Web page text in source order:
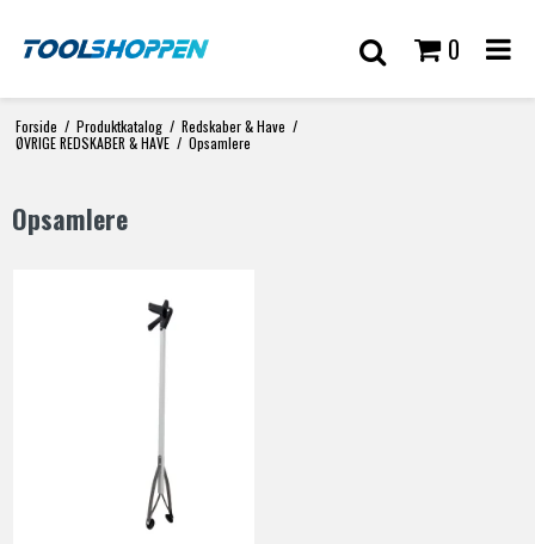
0
Forside / Produktkatalog / Redskaber & Have /
ØVRIGE REDSKABER & HAVE / Opsamlere
Opsamlere